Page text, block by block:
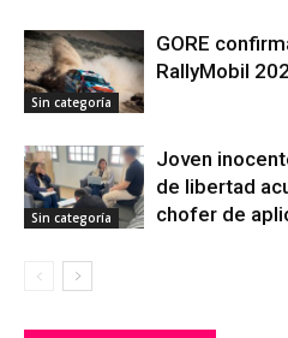
Sin categoría
GORE
RallyMobil
Sin categoría
Joven
de libertad
chofer de